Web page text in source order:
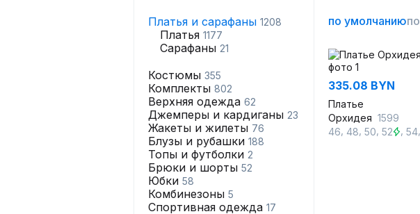
Платья и сарафаны 1208
Платья 1177
Сарафаны 21
Костюмы 355
Комплекты 802
Верхняя одежда 62
Джемперы и кардиганы 23
Жакеты и жилеты 76
Блузы и рубашки 188
Топы и футболки 2
Брюки и шорты 52
Юбки 58
Комбинезоны 5
Спортивная одежда 17
по умолчанию
335.08 BYN
Платье
Орхидея 1599
46 48 50 52 ,54